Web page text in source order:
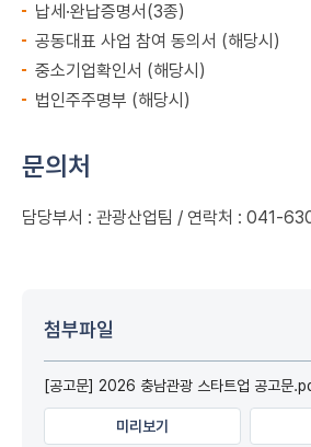
납세·완납증명서(3종)
공동대표 사업 참여 동의서 (해당시)
중소기업확인서 (해당시)
법인주주명부 (해당시)
문의처
담당부서 : 관광산업팀 / 연락처 : 041-
첨부파일
[공고문] 2026 충남관광 스타트업 공고문
미리보기